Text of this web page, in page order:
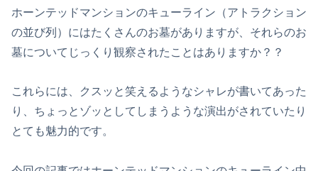
ホーンテッドマンションのキューライン（アトラクション
の並び列）にはたくさんのお墓がありますが、それらのお
墓についてじっくり観察されたことはありますか？？
これらには、クスッと笑えるようなシャレが書いてあった
り、ちょっとゾッとしてしまうような演出がされていたり
とても魅力的です。